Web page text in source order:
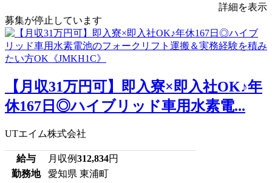
詳細を表示
募集が停止しています
【月収31万円可】即入寮×即入社OK♪年
休167日◎ハイブリッド車用水素電...
UTエイム株式会社
給与 月収例312,834円
勤務地
愛知県 東浦町